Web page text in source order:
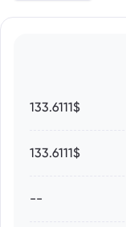
133.6111$
133.6111$
--